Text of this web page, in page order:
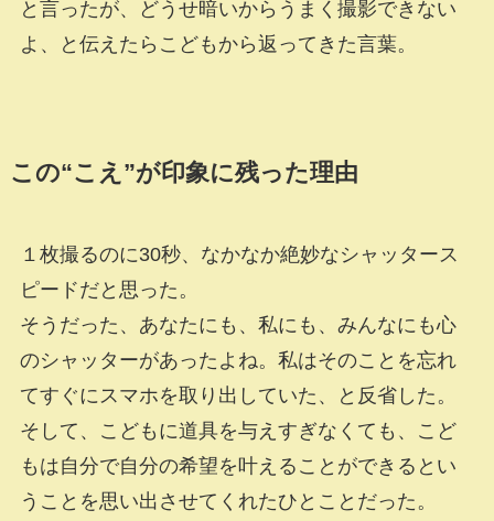
と言ったが、どうせ暗いからうまく撮影できない
よ、と伝えたらこどもから返ってきた言葉。
この“こえ”が印象に残った理由
１枚撮るのに30秒、なかなか絶妙なシャッタース
ピードだと思った。
そうだった、あなたにも、私にも、みんなにも心
のシャッターがあったよね。私はそのことを忘れ
てすぐにスマホを取り出していた、と反省した。
そして、こどもに道具を与えすぎなくても、こど
もは自分で自分の希望を叶えることができるとい
うことを思い出させてくれたひとことだった。